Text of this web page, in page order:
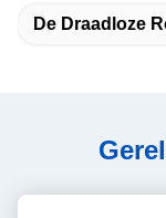
De Draadloze